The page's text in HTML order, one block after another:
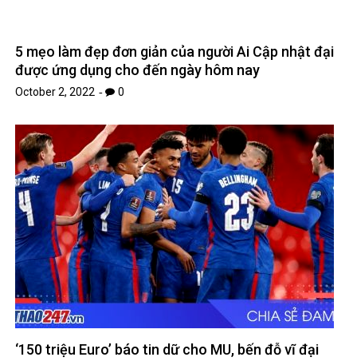
5 mẹo làm đẹp đơn giản của người Ai Cập nhật đại
được ứng dụng cho đến ngày hôm nay
October 2, 2022 0
‘150 triệu Euro’ báo tin dữ cho MU, bến đỗ vĩ đại